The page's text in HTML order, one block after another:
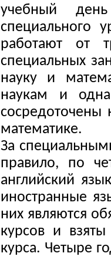
учебный
специального
работают от
специальных
науку и
наукам и
сосредоточены
математике.
За
правило, по
английский
иностранные
них являются
курсов и взяты
курса. Четыре